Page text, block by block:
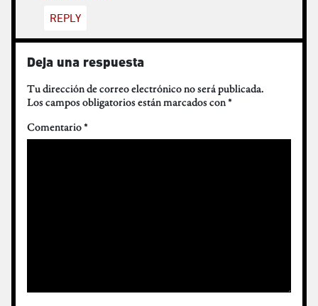
REPLY
Deja una respuesta
Tu dirección de correo electrónico no será publicada.
Los campos obligatorios están marcados con*
Comentario*